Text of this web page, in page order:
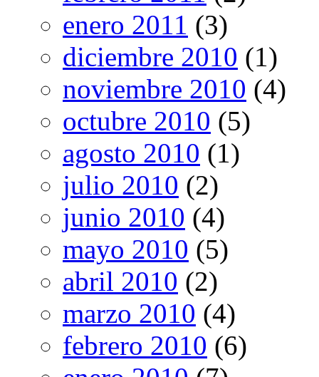
enero 2011 (3)
diciembre 2010 (1)
noviembre 2010 (4)
octubre 2010 (5)
agosto 2010 (1)
julio 2010 (2)
junio 2010 (4)
mayo 2010 (5)
abril 2010 (2)
marzo 2010 (4)
febrero 2010 (6)